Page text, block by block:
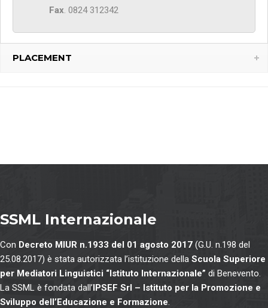
Fax. 0824 312342
PLACEMENT
SSML Internazionale
Con Decreto MIUR n.1933 del 01 agosto 2017 (G.U. n.198 del
25.08.2017) è stata autorizzata l’istituzione della Scuola Superiore
per Mediatori Linguistici “Istituto Internazionale” di Benevento.
La SSML è fondata dall’IPSEF Srl – Istituto per la Promozione e
Sviluppo dell’Educazione e Formazione.